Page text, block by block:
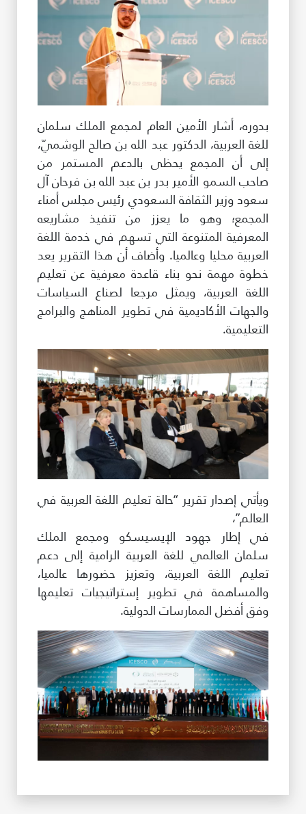
بدوره، أشار الأمين العام لمجمع الملك سلمان
للغة العربية، الدكتور عبد الله بن صالح الوشميّ،
إلى أن المجمع يحظى بالدعم المستمر من
صاحب السمو الأمير بدر بن عبد الله بن فرحان آل
سعود وزير الثقافة السعودي رئيس مجلس أمناء
المجمع؛ وهو ما يعزز من تنفيذ مشاريعه
المعرفية المتنوعة التي تسهم في خدمة اللغة
العربية محليا وعالميا. وأضاف أن هذا التقرير يعد
خطوة مهمة نحو بناء قاعدة معرفية عن تعليم
اللغة العربية، ويمثل مرجعا لصناع السياسات
والجهات الأكاديمية في تطوير المناهج والبرامج
التعليمية.
ويأتي إصدار تقرير “حالة تعليم اللغة العربية في
العالم”،
في إطار جهود الإيسيسكو ومجمع الملك
سلمان العالمي للغة العربية الرامية إلى دعم
تعليم اللغة العربية، وتعزيز حضورها عالميا،
والمساهمة في تطوير إستراتيجيات تعليمها
وفق أفضل الممارسات الدولية.